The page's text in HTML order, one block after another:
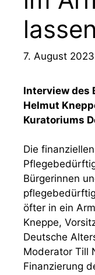
7. August 2023
Interview des
Helmut
Kuratoriums
Die
Bürgerinnen
öfter in ein
Kneppe,
Deutsche
Moderator Till
Finanzierung